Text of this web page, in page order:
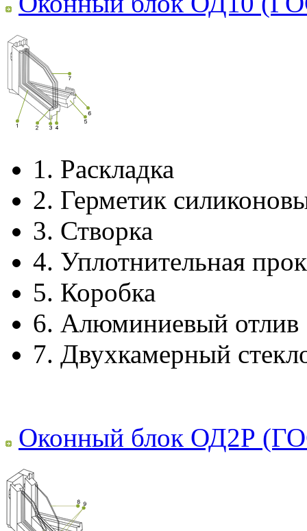
1. Раскладка
2. Герметик
3. Створка
4. Уплотнительная
5. Коробка
6. Алюминиевый отлив
7. Двухкамерный
Оконный блок ОД2Р